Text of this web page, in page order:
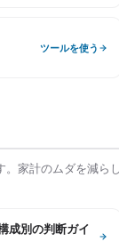
ツールを使う
。家計のムダを減ら
成別の判断ガイ